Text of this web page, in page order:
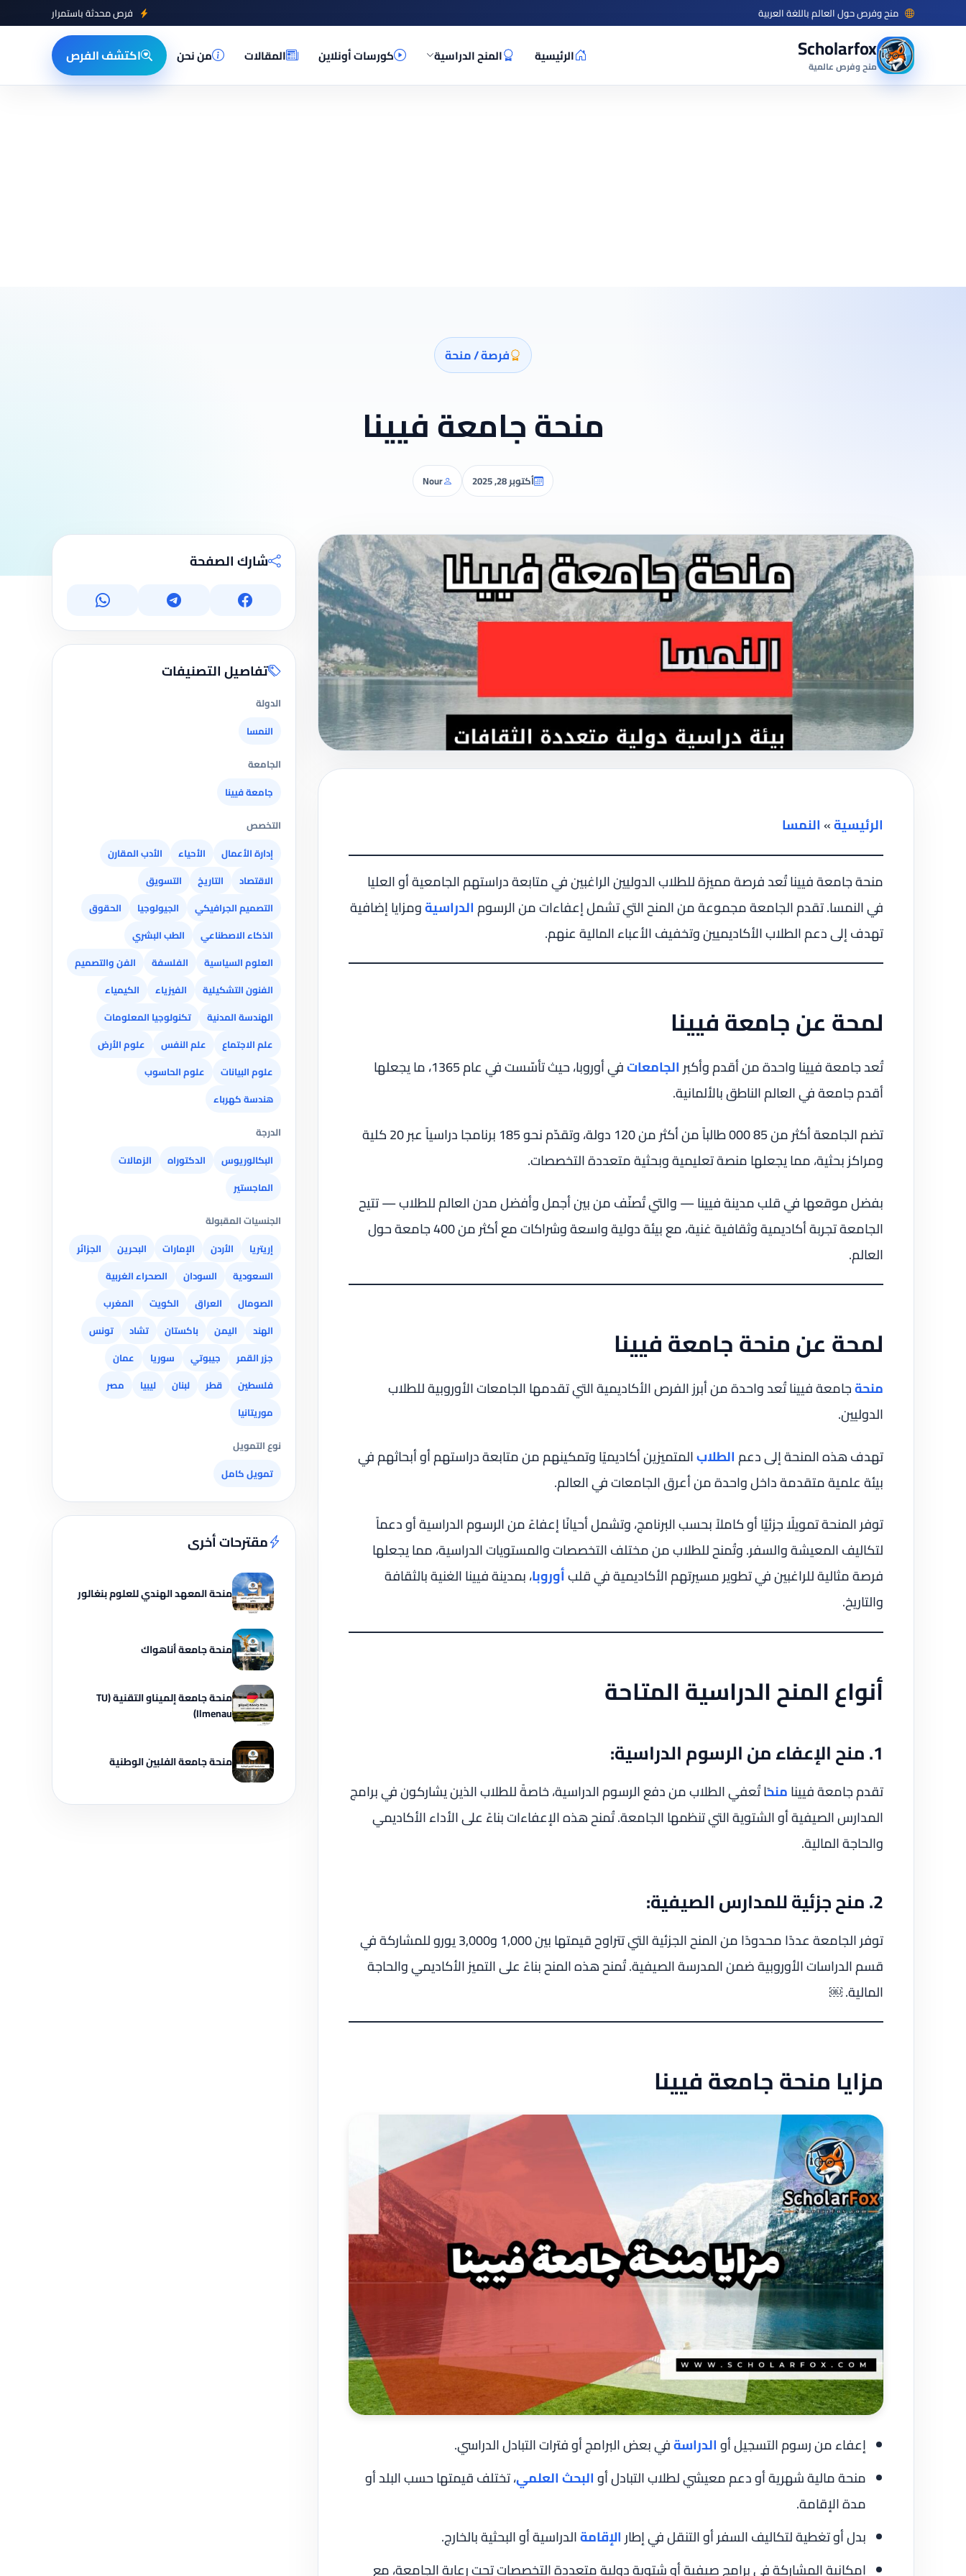
منح وفرص حول العالم باللغة العربية فرص محدثة باستمرار
Scholarfox
منح وفرص عالمية
الرئيسية المنح الدراسية كورسات أونلاين المقالات من نحن اكتشف الفرص
فرصة / منحة
منحة جامعة فيينا
أكتوبر 28, 2025 Nour
الرئيسية»النمسا
منحة جامعة فيينا تُعد فرصة مميزة للطلاب الدوليين الراغبين في متابعة دراستهم الجامعية أو العليا
في النمسا. تقدم الجامعة مجموعة من المنح التي تشمل إعفاءات من الرسومالدراسيةومزايا إضافية
تهدف إلى دعم الطلاب الأكاديميين وتخفيف الأعباء المالية عنهم.
لمحة عن جامعة فيينا
تُعد جامعة فيينا واحدة من أقدم وأكبرالجامعات
في أوروبا، حيث تأسّست في عام 1365، ما يجعلها
أقدم جامعة في العالم الناطق بالألمانية.
تضم الجامعة أكثر من 85 000 طالباً من أكثر من 120 دولة، وتقدّم نحو 185 برنامجا دراسياً عبر 20 كلية
ومراكز بحثية، مما يجعلها منصة تعليمية وبحثية متعددة التخصصات.
بفضل موقعها في قلب مدينة فيينا — والتي تُصنّف من بين أجمل وأفضل مدن العالم للطلاب — تتيح
الجامعة تجربة أكاديمية وثقافية غنية، مع بيئة دولية واسعة وشراكات مع أكثر من 400 جامعة حول
العالم.
لمحة عن منحة جامعة فيينا
منحةجامعة فيينا تُعد واحدة من أبرز الفرص الأكاديمية التي تقدمها الجامعات الأوروبية للطلاب
الدوليين.
تهدف هذه المنحة إلى دعمالطلابالمتميزين أكاديميًا وتمكينهم من متابعة دراستهم أو أبحاثهم في
بيئة علمية متقدمة داخل واحدة من أعرق الجامعات في العالم.
توفر المنحة تمويلًا جزئيًا أو كاملاً بحسب البرنامج، وتشمل أحيانًا إعفاءً من الرسوم الدراسية أو دعماً
لتكاليف المعيشة والسفر. وتُمنح للطلاب من مختلف التخصصات والمستويات الدراسية، مما يجعلها
فرصة مثالية للراغبين في تطوير مسيرتهم الأكاديمية في قلبأوروبا، بمدينة فيينا الغنية بالثقافة
والتاريخ.
أنواع المنح الدراسية المتاحة
1. منح الإعفاء من الرسوم الدراسية:
تقدم جامعة فيينامنحًا تُعفي الطلاب من دفع الرسوم الدراسية، خاصةً للطلاب الذين يشاركون في برامج
المدارس الصيفية أو الشتوية التي تنظمها الجامعة. تُمنح هذه الإعفاءات بناءً على الأداء الأكاديمي
والحاجة المالية.
2. منح جزئية للمدارس الصيفية:
توفر الجامعة عددًا محدودًا من المنح الجزئية التي تتراوح قيمتها بين 1,000 و3,000 يورو للمشاركة في
قسم الدراسات الأوروبية ضمن المدرسة الصيفية. تُمنح هذه المنح بناءً على التميز الأكاديمي والحاجة
المالية. ￼
مزايا منحة جامعة فيينا
إعفاء من رسوم التسجيل أوالدراسةفي بعض البرامج أو فترات التبادل الدراسي.
منحة مالية شهرية أو دعم معيشي لطلاب التبادل أوالبحث العلمي، تختلف قيمتها حسب البلد أو
مدة الإقامة.
بدل أو تغطية لتكاليف السفر أو التنقل في إطارالإقامةالدراسية أو البحثية بالخارج.
إمكانية المشاركة في برامج صيفية أو شتوية دولية متعددة التخصصات تحت رعاية الجامعة، مع
شارك الصفحة
تفاصيل التصنيفات
الدولة
النمسا
الجامعة
جامعة فيينا
التخصص
إدارة الأعمال
الأحياء
الأدب المقارن
الاقتصاد
التاريخ
التسويق
التصميم الجرافيكي
الجيولوجيا
الحقوق
الذكاء الاصطناعي
الطب البشري
العلوم السياسية
الفلسفة
الفن والتصميم
الفنون التشكيلية
الفيزياء
الكيمياء
الهندسة المدنية
تكنولوجيا المعلومات
علم الاجتماع
علم النفس
علوم الأرض
علوم البيانات
علوم الحاسوب
هندسة كهرباء
الدرجة
البكالوريوس
الدكتوراه
الزمالات
الماجستير
الجنسيات المقبولة
إريتريا
الأردن الإمارات البحرين
الجزائر
السعودية
السودان
الصحراء الغربية
الصومال
العراق الكويت
المغرب
الهند
اليمن باكستان تشاد
تونس
جزر القمر
جيبوتي سوريا
عمان
فلسطين
قطر لبنان ليبيا
مصر
موريتانيا
نوع التمويل
تمويل كامل
مقترحات أخرى
منحة المعهد الهندي للعلوم بنغالور
منحة جامعة أناهواك
منحة جامعة إلميناو التقنية (TU
Ilmenau)
منحة جامعة الفلبين الوطنية